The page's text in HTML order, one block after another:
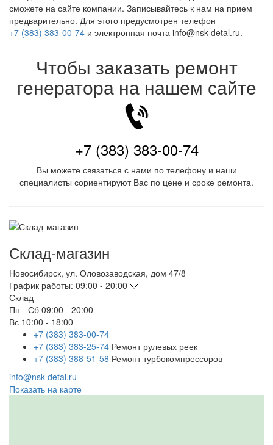
сможете на сайте компании. Записывайтесь к нам на прием
предварительно. Для этого предусмотрен телефон
+7 (383) 383-00-74 и электронная почта info@nsk-detal.ru.
Чтобы заказать ремонт
генератора на нашем сайте
+7 (383) 383-00-74
Вы можете связаться с нами по телефону и наши
специалисты сориентируют Вас по цене и сроке ремонта.
Склад-магазин
Новосибирск, ул. Оловозаводская, дом 47/8
График работы: 09:00 - 20:00
Склад
Пн - Сб 09:00 - 20:00
Вс 10:00 - 18:00
+7 (383) 383-00-74
+7 (383) 383-25-74 Ремонт рулевых реек
+7 (383) 388-51-58 Ремонт турбокомпрессоров
info@nsk-detal.ru
Показать на карте